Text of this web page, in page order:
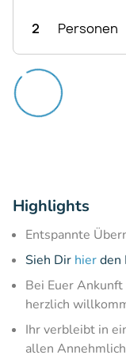
2 Personen
Highlights
Entspannte
Sieh Dir hierden
Bei Euer
herzlich
Ihr verbleibt in
allen